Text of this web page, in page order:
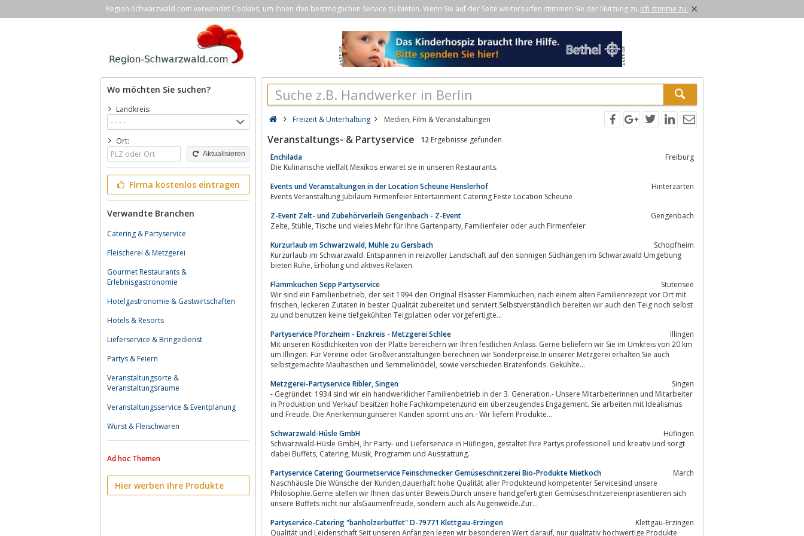
Region-Schwarzwald.com verwendet Cookies, um Ihnen den bestmöglichen Service zu bieten. Wenn Sie auf der Seite weitersurfen stimmen Sie der Nutzung zu.Ich stimme zu. ×
Wo möchten Sie suchen?
Landkreis:
Ort:
Aktualisieren
Firma kostenlos eintragen
Verwandte Branchen
Catering & Partyservice
Fleischerei & Metzgerei
Gourmet Restaurants &
Erlebnisgastronomie
Hotelgastronomie & Gastwirtschaften
Hotels & Resorts
Lieferservice & Bringedienst
Partys & Feiern
Veranstaltungsorte &
Veranstaltungsräume
Veranstaltungsservice & Eventplanung
Wurst & Fleischwaren
Ad hoc Themen
Hier werben Ihre Produkte
Freizeit & Unterhaltung Medien, Film & Veranstaltungen
Veranstaltungs- & Partyservice 12 Ergebnisse gefunden
Enchilada
Freiburg
Die Kulinarische vielfalt Mexikos erwaret sie in unseren Restaurants.
Events und Veranstaltungen in der Location Scheune Henslerhof
Hinterzarten
Events Veranstaltung Jubiläum Firmenfeier Entertainment Catering Feste Location Scheune
Z-Event Zelt- und Zubehörverleih Gengenbach - Z-Event
Gengenbach
Zelte, Stühle, Tische und vieles Mehr für Ihre Gartenparty, Familienfeier oder auch Firmenfeier
Kurzurlaub im Schwarzwald, Mühle zu Gersbach
Schopfheim
Kurzurlaub im Schwarzwald. Entspannen in reizvoller Landschaft auf den sonnigen Südhängen im Schwarzwald Umgebung
bieten Ruhe, Erholung und aktives Relaxen.
Flammkuchen Sepp Partyservice
Stutensee
Wir sind ein Familienbetrieb, der seit 1994 den Original Elsässer Flammkuchen, nach einem alten Familienrezept vor Ort mit
frischen, leckeren Zutaten in bester Qualität zubereitet und serviert.Selbstverständlich bereiten wir auch den Teig noch selbst
zu und benutzen keine tiefgekühlten Teigplatten oder vorgefertigte...
Partyservice Pforzheim - Enzkreis - Metzgerei Schlee
Illingen
Mit unseren Köstlichkeiten von der Platte bereichern wir Ihren festlichen Anlass. Gerne beliefern wir Sie im Umkreis von 20 km
um Illingen. Für Vereine oder Großveranstaltungen berechnen wir Sonderpreise.In unserer Metzgerei erhalten Sie auch
selbstgemachte Maultaschen und Semmelknödel, sowie verschieden Bratenfonds. Gekühlte...
Metzgerei-Partyservice Ribler, Singen
Singen
- Gegründet: 1934 sind wir ein handwerklicher Familienbetrieb in der 3. Generation.- Unsere Mitarbeiterinnen und Mitarbeiter
in Produktion und Verkauf besitzen hohe Fachkompetenzund ein überzeugendes Engagement. Sie arbeiten mit Idealismus
und Freude. Die Anerkennungunserer Kunden spornt uns an.- Wir liefern Produkte...
Schwarzwald-Hüsle GmbH
Hüfingen
Schwarzwald-Hüsle GmbH, Ihr Party- und Lieferservice in Hüfingen, gestaltet Ihre Partys professionell und kreativ und sorgt
dabei Buffets, Catering, Musik, Programm und Ausstattung.
Partyservice Catering Gourmetservice Feinschmecker Gemüseschnitzerei Bio-Produkte Mietkoch
March
Naschhäusle Die Wünsche der Kunden,dauerhaft hohe Qualität aller Produkteund kompetenter Servicesind unsere
Philosophie.Gerne stellen wir Ihnen das unter Beweis.Durch unsere handgefertigten Gemüseschnitzereienpräsentieren sich
unsere Buffets nicht nur alsGaumenfreude, sondern auch als Augenweide.Zur...
Partyservice-Catering "banholzerbuffet" D-79771 Klettgau-Erzingen
Klettgau-Erzingen
Qualität und Leidenschaft.Seit unseren Anfängen legen wir besonderen Wert darauf, nur qualitativ hochwertige Produkte